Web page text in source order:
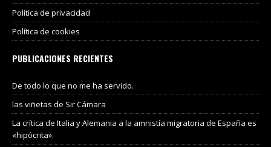
Política de privacidad
Política de cookies
PUBLICACIONES RECIENTES
De todo lo que no me ha servido.
las viñetas de Sir Cámara
La crítica de Italia y Alemania a la amnistía migratoria de España es
«hipócrita».